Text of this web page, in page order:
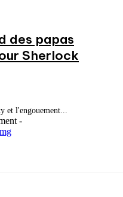
des papas
Sherlock
et l'engouement...
-